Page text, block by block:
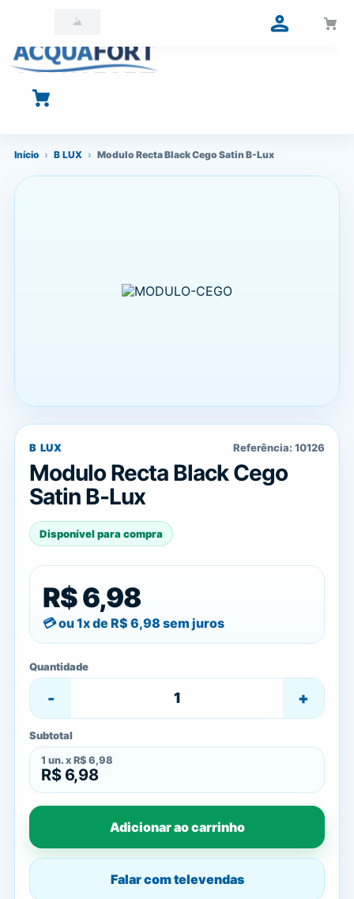
O que você está procurando?
Início › B LUX › Modulo Recta Black Cego Satin B-Lux
B LUX Referência: 10126
Modulo Recta Black Cego
Satin B-Lux
Disponível para compra
R$ 6,98
ou 1x de R$ 6,98 sem juros
Quantidade
- +
Subtotal
1 un. x R$ 6,98
R$ 6,98
Adicionar ao carrinho
Falar com televendas